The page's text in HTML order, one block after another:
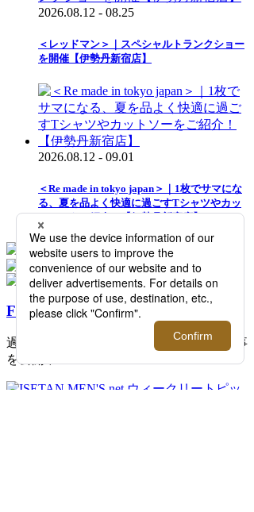
2026.08.12 - 08.25
＜レッドマン＞｜スペシャルトランクショー
を開催【伊勢丹新宿店】
2026.08.12 - 09.01
＜Re made in tokyo japan＞｜1枚でサマにな
る、夏を品よく快適に過ごすTシャツやカッ
トソーをご紹介！【伊勢丹新宿店】
FEATURE
過去の記事まで読み返したくなる連載記事
を公開中！